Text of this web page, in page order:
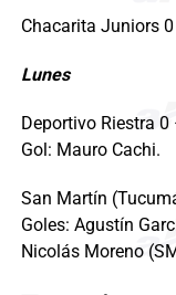
Chacarita Juniors
Lunes
Deportivo Riestra
Gol: Mauro Cachi.
San Martín
Goles: Agustín
Nicolás Moreno